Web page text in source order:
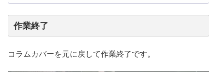
作業終了
コラムカバーを元に戻して作業終了です。